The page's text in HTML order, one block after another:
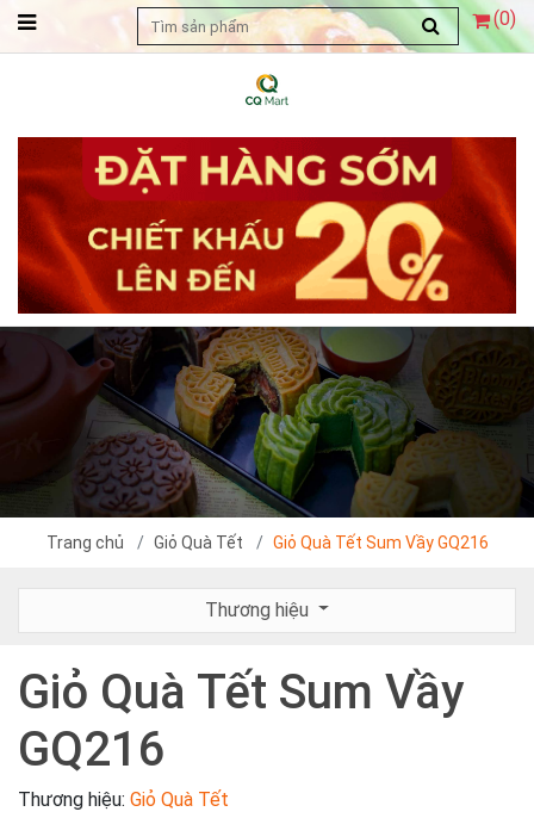
(0)
Trang chủ Giỏ Quà Tết Giỏ Quà Tết Sum Vầy GQ216
Thương hiệu
Giỏ Quà Tết Sum Vầy
GQ216
Thương hiệu: Giỏ Quà Tết